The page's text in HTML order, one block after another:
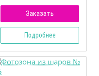
Заказать
Подробнее